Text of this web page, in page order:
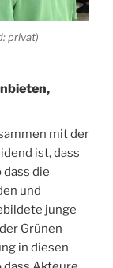
privat)
mit der
ist, dass
die
und
junge
Grünen
in diesen